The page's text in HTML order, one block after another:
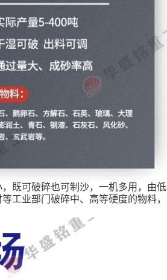
既可破碎也可制沙，一机多用，由低
工业部门破碎中、高等硬度的物料，